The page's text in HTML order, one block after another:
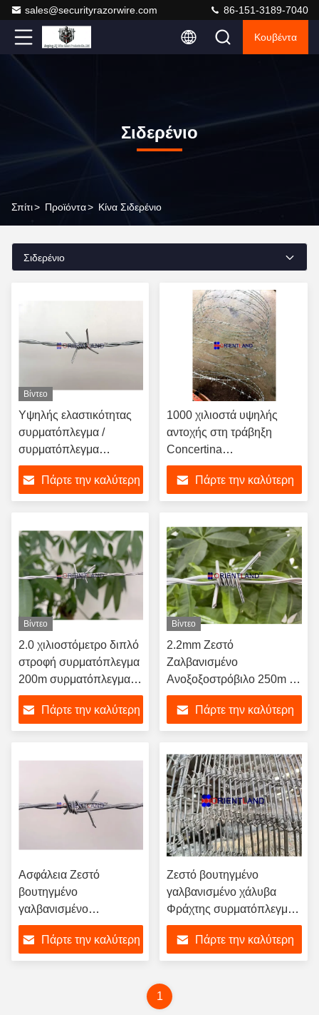
sales@securityrazorwire.com 86-151-3189-7040
Κουβέντα
Σιδερένιο
Σπίτι> Προϊόντα> Κίνα Σιδερένιο
Σιδερένιο
Βίντεο
Υψηλής ελαστικότητας
συρματόπλεγμα /
συρματόπλεγμα
φράχτης 2,5 mm μήκος
250mΠάρτε την καλύτερη
1000 χιλιοστά υψηλής
αντοχής στη τράβηξη
Concertina
συρματόπλεγμα 15m 68
σπείρεςΠάρτε την καλύτερη
Βίντεο
2.0 χιλιοστόμετρο διπλό
στροφή συρματόπλεγμα
200m συρματόπλεγμα
φράχτης 5 ίντσες
διαφορά Barb
Πάρτε την καλύτερη
Βίντεο
2.2mm Ζεστό
Ζαλβανισμένο
Ανοξοξοστρόβιλο 250m /
Ζαλβανισμένο Αλεξίπτωτο
Πάρτε την καλύτερη
Ασφάλεια Ζεστό
βουτηγμένο
γαλβανισμένο
συρματόπλεγμα 2,5 mm
για πλέγμα φράχτη
Πάρτε την καλύτερη
Ζεστό βουτηγμένο
γαλβανισμένο χάλυβα
Φράχτης συρματόπλεγμα
Concertina Coil 500m
συρματόπλεγμα
Πάρτε την καλύτερη
1